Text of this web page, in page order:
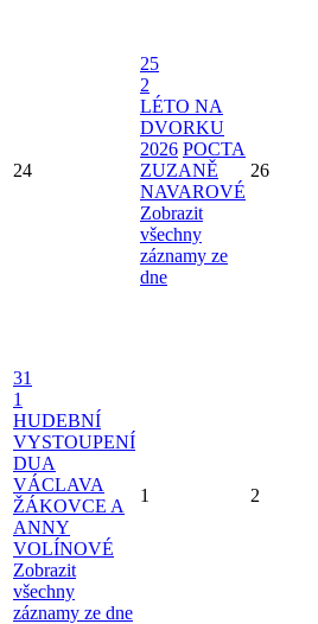
24
25
2
LÉTO NA
DVORKU
2026 POCTA
ZUZANĚ
NAVAROVÉ
Zobrazit
všechny
záznamy ze
dne
26
31
1
HUDEBNÍ
VYSTOUPENÍ
DUA
VÁCLAVA
ŽÁKOVCE A
ANNY
VOLÍNOVÉ
Zobrazit
všechny
záznamy ze dne
1 2